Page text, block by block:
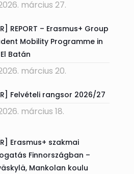
március 27.
REPORT – Erasmus+ Group
Mobility Programme in
El Batán
március 20.
Felvételi rangsor 2026/27
március 18.
Erasmus+ szakmai
Finnországban –
Mankolan koulu